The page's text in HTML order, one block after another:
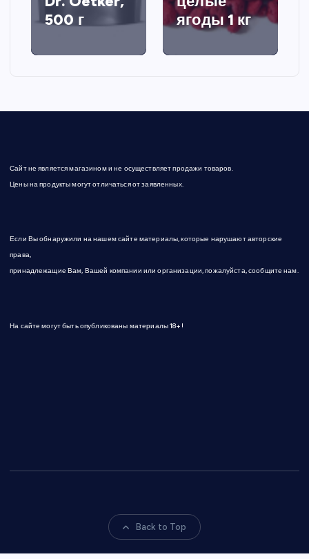
500 г
ягоды 1 кг
Сайт не является магазином и не осуществляет продажи товаров.
Цены на продукты могут отличаться от заявленных.
Если Вы обнаружили на нашем сайте материалы, которые нарушают авторские
права,
принадлежащие Вам, Вашей компании или организации, пожалуйста, сообщите нам.
На сайте могут быть опубликованы материалы 18+!
Back to Top